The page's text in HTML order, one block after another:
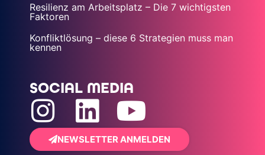
Resilienz am Arbeitsplatz – Die 7 wichtigsten
Faktoren
Konfliktlösung – diese 6 Strategien muss man
kennen
SOCIAL MEDIA
NEWSLETTER ANMELDEN